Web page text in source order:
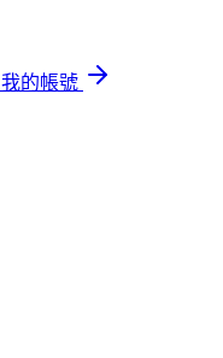
我的帳號